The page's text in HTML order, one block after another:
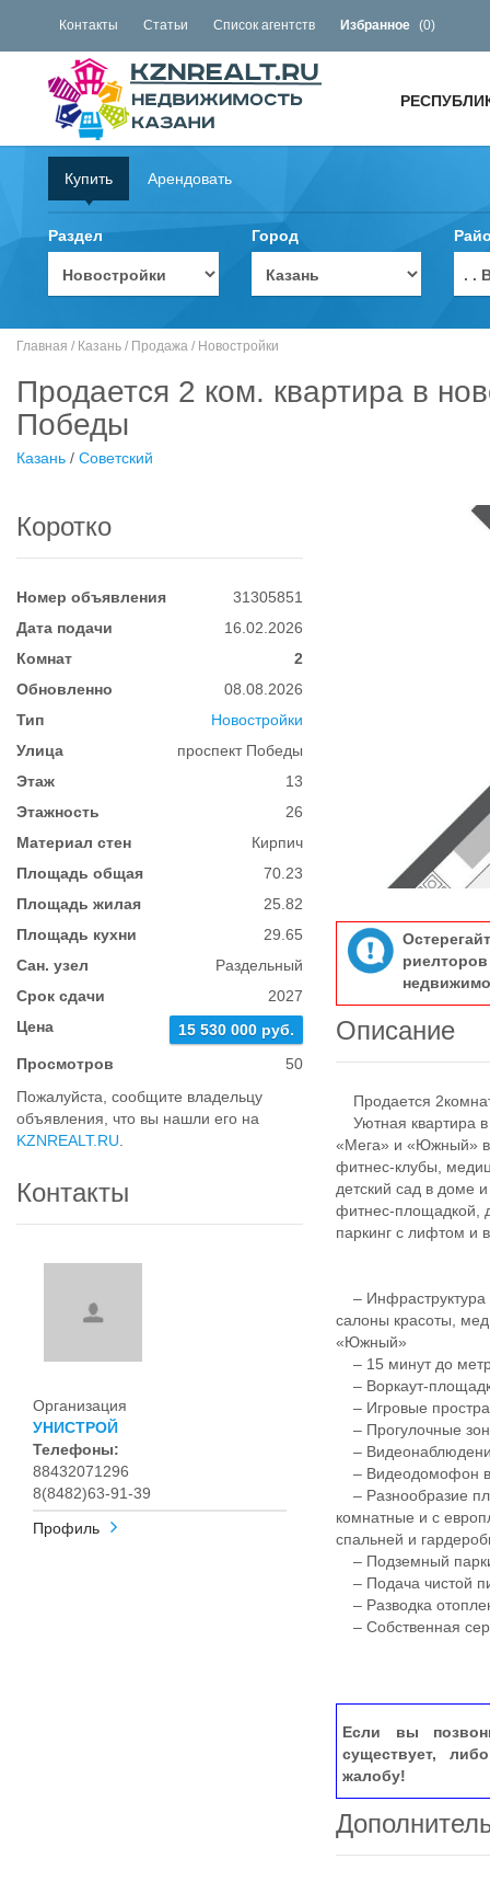
Контакты Статьи Список агентств Избранное (0)
Купить Арендовать
Раздел Город
. .
Главная / Казань / Продажа / Новостройки
Продается 2 ком. квартира в
Победы
Казань / Советский
Коротко
Номер объявления
31305851
Дата подачи
16.02.2026
Комнат
2
Обновленно
08.08.2026
Тип
Новостройки
Улица
проспект Победы
Этаж
13
Этажность
26
Материал стен
Кирпич
Площадь общая
70.23
Площадь жилая
25.82
Площадь кухни
29.65
Сан. узел
Раздельный
Срок сдачи
2027
Цена
15 530 000 руб.
Просмотров
50
Пожалуйста, сообщите владельцу
объявления, что вы нашли его на
KZNREALT.RU
Контакты
Организация
УНИСТРОЙ
Телефоны:
88432071296
8(8482)63-91-39
Профиль
Описание
Продается
Уютная квартира
«Мега» и «Южный» в
фитнес-клубы,
детский сад в доме
фитнес-площадкой,
паркинг с лифтом и
– Инфраструктура
салоны красоты,
«Южный»
– 15 минут до
– Воркаут-
– Игровые
– Прогулочные
–
– Видеодомофон в
– Разнообразие
комнатные и с
спальней и
– Подземный
– Подача чистой
– Разводка
– Собственная
Если вы
существует,
жалобу!